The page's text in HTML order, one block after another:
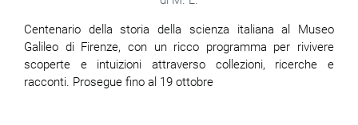
Centenario della storia della scienza italiana al Museo
Galileo di Firenze, con un ricco programma per rivivere
scoperte e intuizioni attraverso collezioni, ricerche e
racconti. Prosegue fino al 19 ottobre